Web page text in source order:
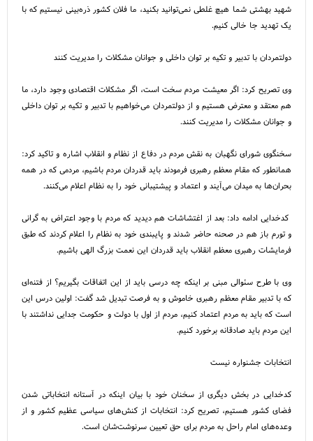
شهید بهشتی شما هیچ غلطی نمی‌توانید بکنید، ما فلان کشور ذره‌بینی نیستیم که با
یک تهدید جا خالی کنیم.
دولتمردان با تدبیر و تکیه بر توان داخلی و جوانان مشکلات را مدیریت کنند
وی تصریح کرد: اگر معیشت مردم سخت است، اگر مشکلات اقتصادی وجود دارد، ما
هم معتقد و معترض هستیم و از دولتمردان می‌خواهیم با تدبیر و تکیه بر توان داخلی
و جوانان مشکلات را مدیریت کنند.
سخنگوی شورای نگهبان به نقش مردم در دفاع از نظام و انقلاب اشاره و تاکید کرد:
همانطور که مقام معظم رهبری فرمودند باید قدردان مردم باشیم، مردمی که در همه
بحران‌ها به میدان می‌آیند و اعتماد و پیشتیبانی خود را به نظام اعلام می‌کنند.
کدخدایی ادامه داد: بعد از اغتشاشات هم دیدید که مردم با وجود اعتراض به گرانی
و تورم باز هم در صحنه حاضر شدند و پایبندی خود به نظام را اعلام کردند که طبق
فرمایشات رهبری معظم انقلاب باید قدردان این نعمت بزرگ الهی باشیم.
وی با طرح سئوالی مبنی بر اینکه چه درسی باید از این اتفاقات بگیریم؟ از فتنه‌ای
که با تدبیر مقام معظم رهبری خاموش و به فرصت تبدیل شد گفت: اولین درس این
است که باید به مردم اعتماد کنیم، مردم از اول با دولت و حکومت جدایی نداشتند با
این مردم باید صادقانه برخورد کنیم.
انتخابات جشنواره نیست
کدخدایی در بخش دیگری از سخنان خود با بیان اینکه در آستانه انتخاباتی شدن
فضای کشور هستیم، تصریح کرد: انتخابات از کنش‌های سیاسی عظیم کشور و از
وعده‌های امام راحل به مردم برای حق تعیین سرنوشت‌شان است.